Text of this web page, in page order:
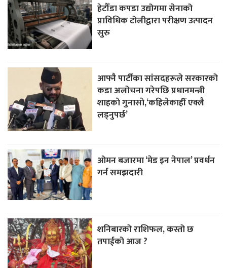
हेटौँडा कपडा उद्योगमा सेनाको
प्राविधिक टोलीद्वारा परीक्षण उत्पादन
सुरु
आफ्नै पार्टीका सांसदहरूले सरकारको
कडा अलोचना गरेपछि प्रधानमन्त्री
शाहकाे गुनासाे,‘कहिलेकाहीँ एक्लै
लड्नुपर्छ’
ओमन बजारमा ‘मेड इन नेपाल’ प्रवर्धन
गर्न समझदारी
शनिबारको राशिफल, कस्तो छ
तपाईको आज ?